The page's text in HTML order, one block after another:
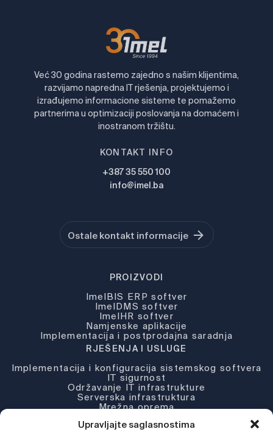
Upravljajte saglasnostima
Već 30 godina rastemo zajedno s našim klijentima,
razvijamo napredna IT rješenja, projektujemo i
izrađujemo informacione sisteme te pomažemo
partnerima u optimizaciji poslovanja na domaćem i
inostranom tržištu.
KONTAKT INFO
+387 35 550 100
info@imel.ba
Ostale kontakt informacije
PROIZVODI
ImelBIS ERP softver
ImelDMS softver
ImelHR softver
Namjenske aplikacije
Implementacija i postprodajna saradnja
RJEŠENJA I USLUGE
Implementacija i konfiguracija sistemskog softvera
IT sigurnost
Održavanje IT infrastrukture
Serverska infrastruktura
Mrežna oprema
KOMPANIJA